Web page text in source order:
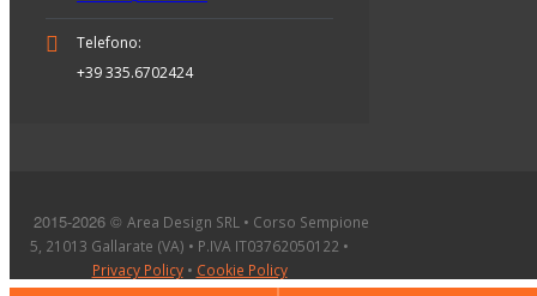
Telefono:
+39 335.6702424
2015-2026 © Area Design SRL • Corso Sempione
5, 21013 Gallarate (VA) • P.IVA IT03762050122 •
Privacy Policy• Cookie Policy